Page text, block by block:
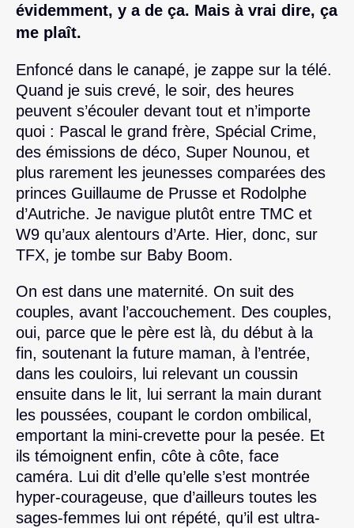
évidemment, y a de ça. Mais à vrai dire, ça
me plaît.
Enfoncé dans le canapé, je zappe sur la télé.
Quand je suis crevé, le soir, des heures
peuvent s’écouler devant tout et n’importe
quoi : Pascal le grand frère, Spécial Crime,
des émissions de déco, Super Nounou, et
plus rarement les jeunesses comparées des
princes Guillaume de Prusse et Rodolphe
d’Autriche. Je navigue plutôt entre TMC et
W9 qu’aux alentours d’Arte. Hier, donc, sur
TFX, je tombe sur Baby Boom.
On est dans une maternité. On suit des
couples, avant l’accouchement. Des couples,
oui, parce que le père est là, du début à la
fin, soutenant la future maman, à l’entrée,
dans les couloirs, lui relevant un coussin
ensuite dans le lit, lui serrant la main durant
les poussées, coupant le cordon ombilical,
emportant la mini-crevette pour la pesée. Et
ils témoignent enfin, côte à côte, face
caméra. Lui dit d’elle qu’elle s’est montrée
hyper-courageuse, que d’ailleurs toutes les
sages-femmes lui ont répété, qu’il est ultra-